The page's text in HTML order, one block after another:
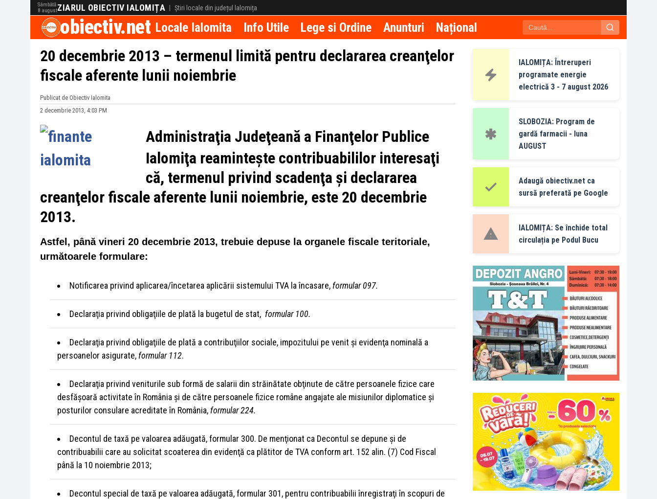
Sâmbătă
8 augustZIARUL OBIECTIV IALOMIȚA | Știri locale din județul Ialomița
obiectiv.net Locale Ialomita Info Utile Lege si Ordine Anunturi Național
20 decembrie 2013 – termenul limită pentru declararea creanţelor
fiscale aferente lunii noiembrie
Publicat de Obiectiv Ialomita
2 decembrie 2013, 4:03 PM
Administraţia Judeţeană a Finanţelor Publice
Ialomiţa reaminteşte contribuabililor interesaţi
că, termenul privind scadenţa şi declararea
creanţelor fiscale aferente lunii noiembrie, este 20 decembrie
2013.
Astfel, până vineri 20 decembrie 2013, trebuie depuse la organele fiscale teritoriale,
următoarele formulare:
Notificarea privind aplicarea/încetarea aplicării sistemului TVA la încasare, formular 097.
Declaraţia privind obligaţiile de plată la bugetul de stat, formular 100.
Declaraţia privind obligaţiile de plată a contribuţiilor sociale, impozitului pe venit şi evidenţa nominală a
persoanelor asigurate, formular 112.
Declaraţia privind veniturile sub formă de salarii din străinătate obţinute de către persoanele fizice care
desfăşoară activitate în România şi de către persoanele fizice române angajate ale misiunilor diplomatice şi
posturilor consulare acreditate în România, formular 224.
Decontul de taxă pe valoarea adăugată, formular 300. De menţionat ca Decontul se depune şi de
contribuabilii care au solicitat scoaterea din evidenţă ca plătitor de TVA conform art. 152 alin. (7) Cod Fiscal
până la 10 noiembrie 2013;
Decontul special de taxă pe valoarea adăugată, formular 301, pentru contribuabilii înregistraţi în scopuri de
IALOMIȚA: Întreruperi
programate energie
electrică 3 - 7 august 2026
SLOBOZIA: Program de
gardă farmacii - luna
AUGUST
Adaugă obiectiv.net ca
sursă preferată pe Google
IALOMIȚA: Se închide total
circulația pe Podul Bucu